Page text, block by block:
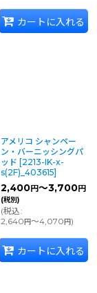
カートに入れる
アメリコ シャンペー
ン・バーニッシングパ
ッド [2213-IK-x-
s(2F)_403615]
2,400円～3,700円
(税別)
(税込:
2,640円～4,070円)
カートに入れる